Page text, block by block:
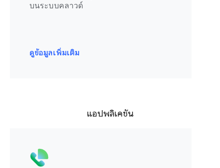
บนระบบคลาวด์
ดูข้อมูลเพิ่มเติม
แอปพลิเคชัน